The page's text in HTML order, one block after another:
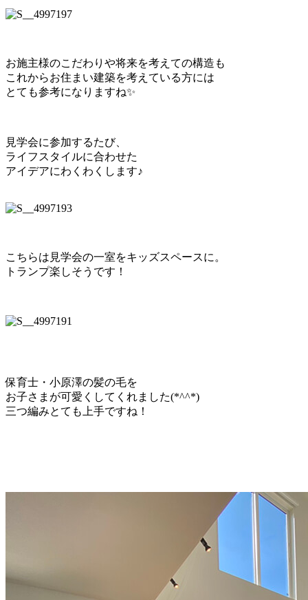
お施主様のこだわりや将来を考えての構造も
これからお住まい建築を考えている方には
とても参考になりますね✨
見学会に参加するたび、
ライフスタイルに合わせた
アイデアにわくわくします♪
こちらは見学会の一室をキッズスペースに。
トランプ楽しそうです！
保育士・小原澤の髪の毛を
お子さまが可愛くしてくれました(*^^*)
三つ編みとても上手ですね！